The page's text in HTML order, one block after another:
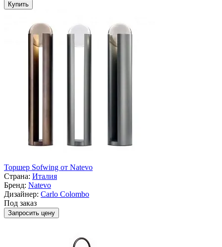
Купить
Торшер Sofwing от Natevo
Страна: Италия
Бренд: Natevo
Дизайнер: Carlo Colombo
Под заказ
Запросить цену